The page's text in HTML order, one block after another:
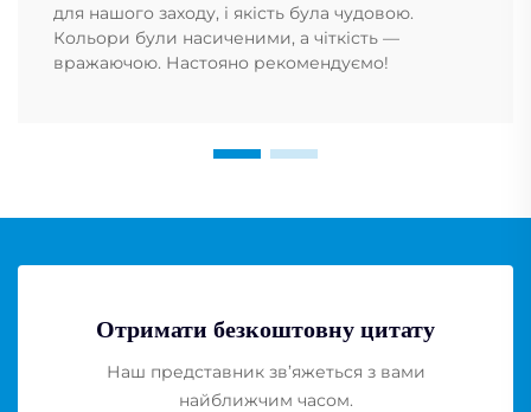
для нашого заходу, і якість була чудовою.
Кольори були насиченими, а чіткість —
вражаючою. Настояно рекомендуємо!
Отримати безкоштовну цитату
Наш представник зв’яжеться з вами
найближчим часом.